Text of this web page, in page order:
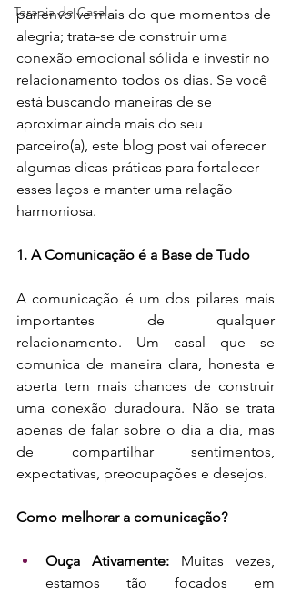
Terapia de Casal
par envolve mais do que momentos de
alegria; trata-se de construir uma
conexão emocional sólida e investir no
relacionamento todos os dias. Se você
está buscando maneiras de se
aproximar ainda mais do seu
parceiro(a), este blog post vai oferecer
algumas dicas práticas para fortalecer
esses laços e manter uma relação
harmoniosa.
1. A Comunicação é a Base de Tudo
A comunicação é um dos pilares mais
importantes de qualquer
relacionamento. Um casal que se
comunica de maneira clara, honesta e
aberta tem mais chances de construir
uma conexão duradoura. Não se trata
apenas de falar sobre o dia a dia, mas
de compartilhar sentimentos,
expectativas, preocupações e desejos.
Como melhorar a comunicação?
Ouça Ativamente: Muitas vezes,
estamos tão focados em